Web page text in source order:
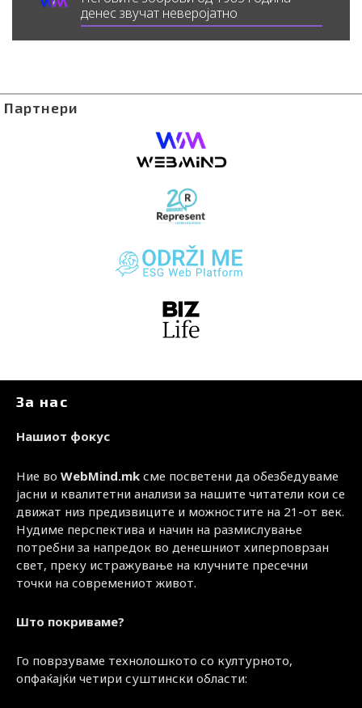
денес звучат неверојатно
Партнери
За нас
Нашиот фокус
Ние во WebMind.mk сме посветени да обезбедуваме
јасни и квалитетни анализи за нашите читатели кои се
движат низ предизвиците и можностите на 21-от век.
Нудиме перспектива и начин на размислување
потребни за напредок во денешниот хиперповрзан
свет, преку истражување на клучните пресечни
точки на современиот живот.
Што покриваме?
Го поврзуваме технолошкото со културното,
опфаќајќи четири суштински области: